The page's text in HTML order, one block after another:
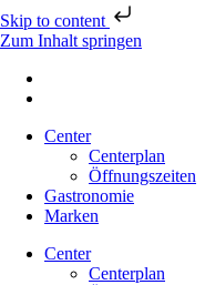
Skip to content
Zum Inhalt springen
Center
Centerplan
Öffnungszeiten
Gastronomie
Marken
Center
Centerplan